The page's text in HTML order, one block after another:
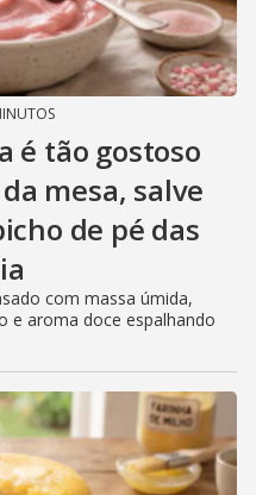
é tão gostoso
mesa, salve
de pé das
com massa úmida,
e aroma doce espalhando